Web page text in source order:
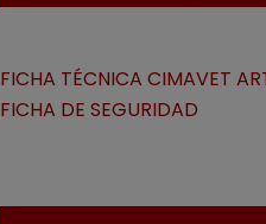
FICHA TÉCNICA CIMAVET
FICHA DE SEGURIDAD